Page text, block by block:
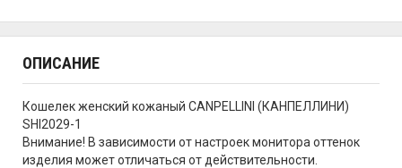
ОПИСАНИЕ
Кошелек женский кожаный CANPELLINI (КАНПЕЛЛИНИ)
SHI2029-1
Внимание! В зависимости от настроек монитора оттенок
изделия может отличаться от действительности.